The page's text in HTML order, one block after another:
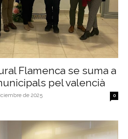
Flamenca se suma a
pel valencià
de 2025 0